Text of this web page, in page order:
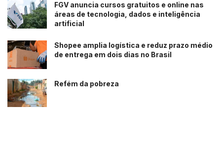
FGV anuncia cursos gratuitos e online nas
áreas de tecnologia, dados e inteligência
artificial
Shopee amplia logística e reduz prazo médio
de entrega em dois dias no Brasil
Refém da pobreza